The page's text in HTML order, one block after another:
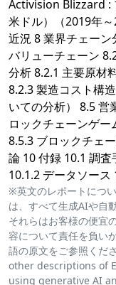
Activision Blizzard :
米ドル）（2019年
近況 8 業界チェー
バリューチェーン
分析 8.2.1 主要原材
8.2.3 製造コスト構
いての分析） 8.5 営
ロックチェーンゲ
8.5.3 ブロックチェ
論 10 付録 10.1 調
10.1.2 データソー
※英文のレポートにつ
は、すべて生成AIや自
それらはお客様の便宜
容について責任を負い
語の原文をご参照くだ
other descriptions of
using generative AI